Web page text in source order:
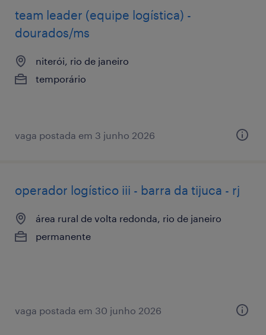
team leader (equipe logística) -
dourados/ms
niterói, rio de janeiro
temporário
vaga postada em 3 junho 2026
operador logístico iii - barra da tijuca - rj
área rural de volta redonda, rio de janeiro
permanente
vaga postada em 30 junho 2026